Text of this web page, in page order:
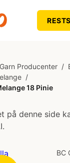
Garn Producenter /
/
18 Pinie
på denne side
BC